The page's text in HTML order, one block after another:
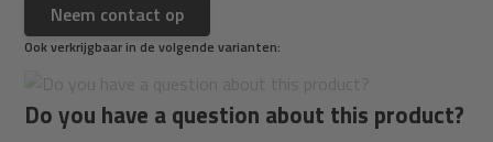
Neem contact op
Ook verkrijgbaar in de volgende varianten:
Do you have a question about this product?